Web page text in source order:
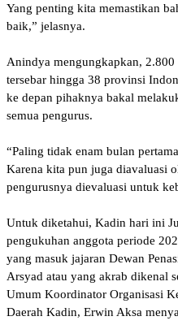
Yang penting kita memastikan
baik,” jelasnya.
Anindya mengungkapkan,
tersebar hingga 38 provinsi
ke depan pihaknya bakal
semua pengurus.
“Paling tidak enam bulan
Karena kita pun juga diavaluasi
pengurusnya dievaluasi untuk
Untuk diketahui, Kadin hari ini
pengukuhan anggota periode
yang masuk jajaran Dewan
Arsyad atau yang akrab dikenal
Umum Koordinator Organisasi
Daerah Kadin, Erwin Aksa